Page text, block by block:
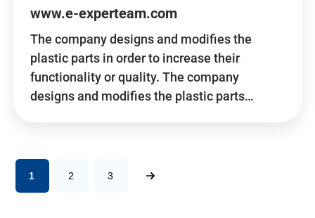
www.e-experteam.com
The company designs and modifies the
plastic parts in order to increase their
functionality or quality. The company
designs and modifies the plastic parts…
1 2 3